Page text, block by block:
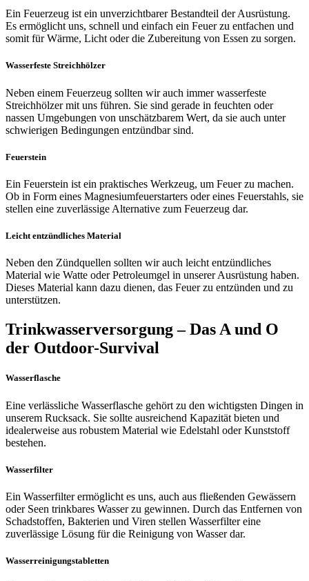
Ein Feuerzeug ist ein unverzichtbarer Bestandteil der Ausrüstung.
Es ermöglicht uns, schnell und einfach ein Feuer zu entfachen und
somit für Wärme, Licht oder die Zubereitung von Essen zu sorgen.
Wasserfeste Streichhölzer
Neben einem Feuerzeug sollten wir auch immer wasserfeste
Streichhölzer mit uns führen. Sie sind gerade in feuchten oder
nassen Umgebungen von unschätzbarem Wert, da sie auch unter
schwierigen Bedingungen entzündbar sind.
Feuerstein
Ein Feuerstein ist ein praktisches Werkzeug, um Feuer zu machen.
Ob in Form eines Magnesiumfeuerstarters oder eines Feuerstahls, sie
stellen eine zuverlässige Alternative zum Feuerzeug dar.
Leicht entzündliches Material
Neben den Zündquellen sollten wir auch leicht entzündliches
Material wie Watte oder Petroleumgel in unserer Ausrüstung haben.
Dieses Material kann dazu dienen, das Feuer zu entzünden und zu
unterstützen.
Trinkwasserversorgung – Das A und O
der Outdoor-Survival
Wasserflasche
Eine verlässliche Wasserflasche gehört zu den wichtigsten Dingen in
unserem Rucksack. Sie sollte ausreichend Kapazität bieten und
idealerweise aus robustem Material wie Edelstahl oder Kunststoff
bestehen.
Wasserfilter
Ein Wasserfilter ermöglicht es uns, auch aus fließenden Gewässern
oder Seen trinkbares Wasser zu gewinnen. Durch das Entfernen von
Schadstoffen, Bakterien und Viren stellen Wasserfilter eine
zuverlässige Lösung für die Reinigung von Wasser dar.
Wasserreinigungstabletten